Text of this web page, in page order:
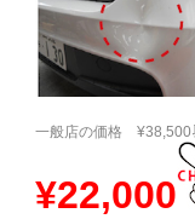
一般店の価格
¥22,000